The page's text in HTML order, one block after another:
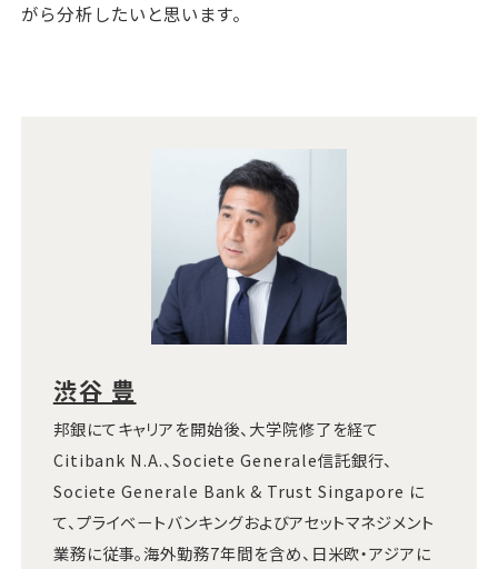
がら分析したいと思います。
渋谷 豊
邦銀にてキャリアを開始後、大学院修了を経て
Citibank N.A.、Societe Generale信託銀行、
Societe Generale Bank & Trust Singapore に
て、プライベートバンキングおよびアセットマネジメント
業務に従事。海外勤務7年間を含め、日米欧・アジアに